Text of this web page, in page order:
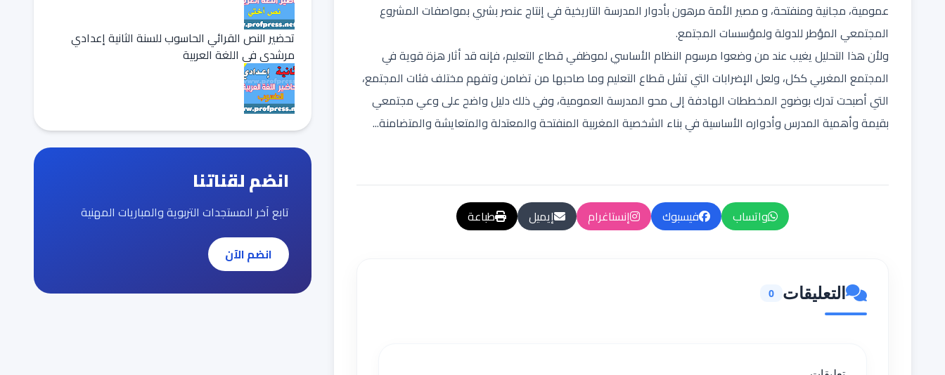
عمومية، مجانية ومنفتحة، و مصير الأمة مرهون بأدوار المدرسة التاريخية في إنتاج عنصر بشري بمواصفات المشروع
المجتمعي المؤطر للدولة ولمؤسسات المجتمع.
ولأن هذا التحليل يغيب عند من وضعوا مرسوم النظام الأساسي لموظفي قطاع التعليم، فإنه قد أثار هزة قوية في
المجتمع المغربي ككل، ولعل الإضرابات التي تشل قطاع التعليم وما صاحبها من تضامن وتفهم مختلف فئات المجتمع،
التي أصبحت تدرك بوضوح المخططات الهادفة إلى محو المدرسة العمومية، وفي ذلك دليل واضح على وعي مجتمعي
بقيمة وأهمية المدرس وأدواره الأساسية في بناء الشخصية المغربية المنفتحة والمعتدلة والمتعايشة والمتضامنة...
واتساب فيسبوك إنستاغرام إيميل طباعة
التعليقات 0
تحضير النص القرائي الحاسوب للسنة الثانية إعدادي
مرشدي في اللغة العربية
انضم لقناتنا
تابع آخر المستجدات التربوية والمباريات المهنية
انضم الآن